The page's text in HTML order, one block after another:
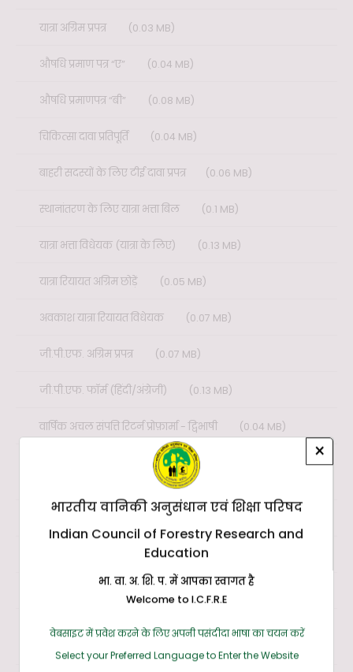
यात्रा अग्रिम प्रपत्र (0.03 MB)
औषधि प्रमाण पत्र “ए” (0.04 MB)
औषधि प्रमाणपत्र “बी” (0.08 MB)
चिकित्सा दावा प्रतिपूर्ति (0.04 MB)
बाहरी सदस्यों के लिए टीई दावा प्रपत्र (0.06 MB)
स्थानांतरण के लिए यात्रा भत्ता बिल (0.1 MB)
यात्रा भत्ता विधेयक (यात्रा के लिए) (0.13 MB)
यात्रा रियायत अग्रिम छोड़ें (0.05 MB)
अवकाश यात्रा रियायत विधेयक (0.07 MB)
जी.पी.एफ. अग्रिम प्रपत्र (0.07 MB)
जी.पी.एफ. फॉर्म (हिंदी/अंग्रेजी) (0.13 MB)
वार्षिक अचल संपत्ति रिटर्न प्रोफ़ार्मा - द्विभाषी (0.04 MB)
प्रतिनियुक्ति पर तैनात आईएफएस के लिए एपीएआर फॉर्म
(0.04
पीएस/स्टेनो का एसीआर फॉर्म (0.03 MB)
तकनीकी कर्मचारियों (श्रेणी-I, II और III) के लिए एसीआर प्रपत्र
×
भारतीय वानिकी अनुसंधान एवं शिक्षा परिषद
Indian Council of Forestry Research and
Education
भा. वा. अ. शि. प. में आपका स्वागत है
Welcome to I.C.F.R.E
वेबसाइट में प्रवेश करने के लिए अपनी पसंदीदा भाषा का चयन करें
Select your Preferred Language to Enter the Website